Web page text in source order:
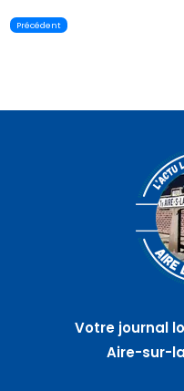
Précédent
Votre journal
Aire-sur-